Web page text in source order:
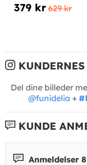
379 kr 629 kr
Del dine billeder
@funidelia +
KUNDE
Anmeldelser 8